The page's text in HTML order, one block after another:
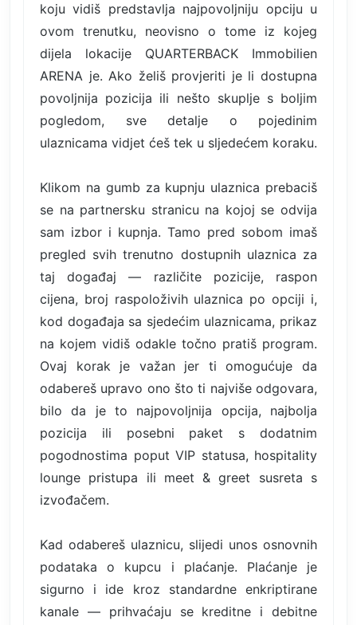
koju vidiš predstavlja najpovoljniju opciju u
ovom trenutku, neovisno o tome iz kojeg
dijela lokacije QUARTERBACK Immobilien
ARENA je. Ako želiš provjeriti je li dostupna
povoljnija pozicija ili nešto skuplje s boljim
pogledom, sve detalje o pojedinim
ulaznicama vidjet ćeš tek u sljedećem koraku.
Klikom na gumb za kupnju ulaznica prebaciš
se na partnersku stranicu na kojoj se odvija
sam izbor i kupnja. Tamo pred sobom imaš
pregled svih trenutno dostupnih ulaznica za
taj događaj — različite pozicije, raspon
cijena, broj raspoloživih ulaznica po opciji i,
kod događaja sa sjedećim ulaznicama, prikaz
na kojem vidiš odakle točno pratiš program.
Ovaj korak je važan jer ti omogućuje da
odabereš upravo ono što ti najviše odgovara,
bilo da je to najpovoljnija opcija, najbolja
pozicija ili posebni paket s dodatnim
pogodnostima poput VIP statusa, hospitality
lounge pristupa ili meet & greet susreta s
izvođačem.
Kad odabereš ulaznicu, slijedi unos osnovnih
podataka o kupcu i plaćanje. Plaćanje je
sigurno i ide kroz standardne enkriptirane
kanale — prihvaćaju se kreditne i debitne